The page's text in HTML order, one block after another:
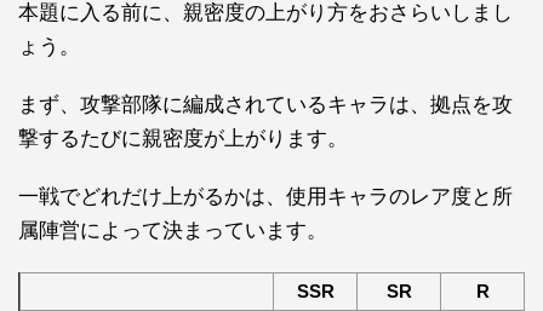
本題に入る前に、親密度の上がり方をおさらいしまし
ょう。
まず、攻撃部隊に編成されているキャラは、拠点を攻
撃するたびに親密度が上がります。
一戦でどれだけ上がるかは、使用キャラのレア度と所
属陣営によって決まっています。
SSR SR R